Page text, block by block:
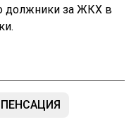
должники за ЖКХ в